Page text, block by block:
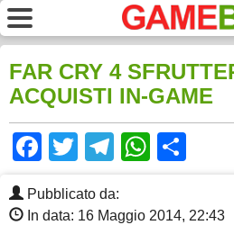
FAR CRY 4
ACQUISTI IN-GAME
Facebook
TwitterTelegram
Pubblicato da:
In data: 16 Maggio 2014, 22:43